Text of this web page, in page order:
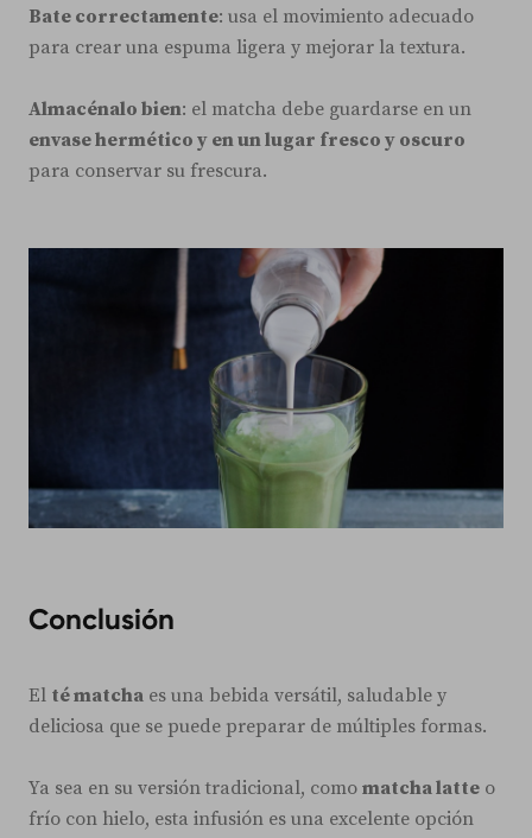
Bate correctamente: usa el movimiento adecuado
para crear una espuma ligera y mejorar la textura.
Almacénalo bien: el matcha debe guardarse en un
envase hermético y en un lugar fresco y oscuro
para conservar su frescura.
Conclusión
El té matcha es una bebida versátil, saludable y
deliciosa que se puede preparar de múltiples formas.
Ya sea en su versión tradicional, como matcha latte o
frío con hielo, esta infusión es una excelente opción